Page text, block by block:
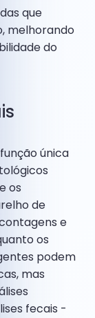
que
melhorando
do
única
os
de
e
os
podem
mas
fecais -